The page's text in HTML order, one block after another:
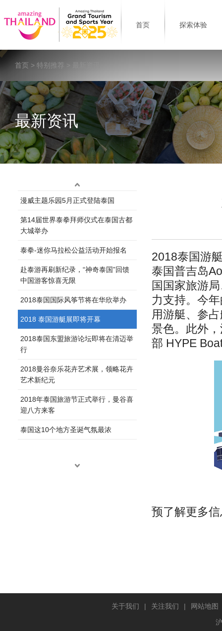
首页 探索体验
首页 > 特别推荐 > 最新资讯
最新资讯
漫威主题乐园5月正式登陆泰国
第14届世界泰拳拜师仪式在泰国古都
大城举办
泰拳-迷你马拉松公益活动开始报名
赴泰游再刷新纪录，“神奇泰国”回馈
中国游客惊喜无限
2018泰国国际风筝节将在华欣举办
2018 泰国游艇展即将开幕
2018泰国东盟旅游论坛即将在清迈举
行
2018曼谷奈乐花卉艺术展，领略花卉
艺术新纪元
2018年泰国旅游节正式举行，曼谷喜
迎八方来客
泰国这10个地方圣诞气氛最浓
2018泰国游
泰国普吉岛
国国家旅游
力支持。今
用游艇、参
景色。此外
部 HYPE
预了解更多
关于我们 | 关注我们 |
网站地图